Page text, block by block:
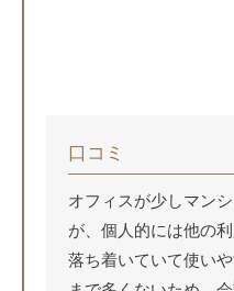
口コミ
オフィスが少しマン
が、個人的には他の
落ち着いていて使い